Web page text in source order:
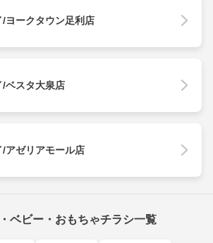
/ヨークタウン足利店
/ベスタ大泉店
/アゼリアモール店
ベビー・おもちゃチラシ一覧